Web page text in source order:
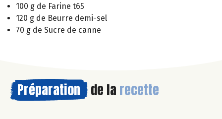
100 g de Farine t65
120 g de Beurre demi-sel
70 g de Sucre de canne
Préparation de la recette